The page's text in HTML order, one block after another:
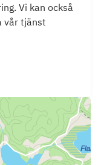
Vi kan också
vår tjänst